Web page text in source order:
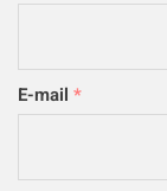
E-mail *